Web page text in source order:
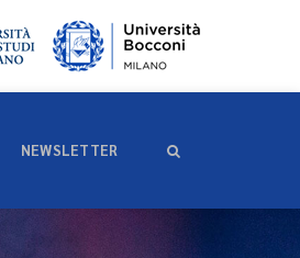
NEWSLETTER